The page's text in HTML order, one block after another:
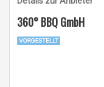
360° BBQ GmbH